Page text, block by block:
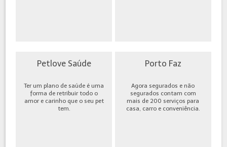
Petlove Saúde
Ter um plano de saúde é uma
forma de retribuir todo o
amor e carinho que o seu pet
tem.
Porto Faz
Agora segurados e não
segurados contam com
mais de 200 serviços para
casa, carro e conveniência.